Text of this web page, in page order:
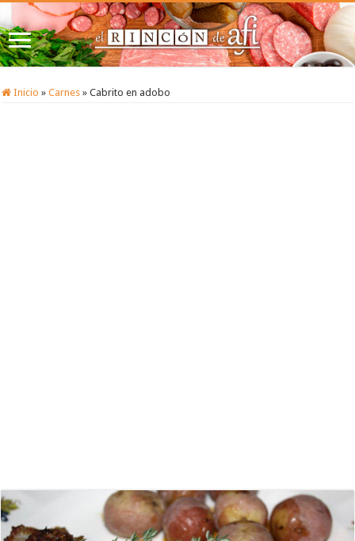
Inicio » Carnes » Cabrito en adobo